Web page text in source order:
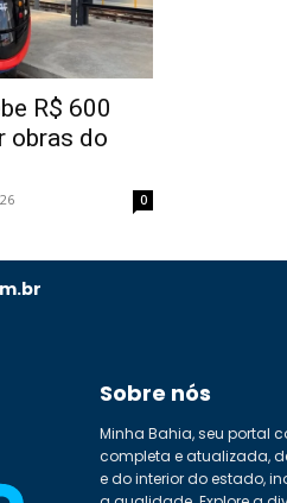
R$ 600
obras do
0
Sobre nós
Minha Bahia, seu portal
completa e atualizada,
e do interior do estado,